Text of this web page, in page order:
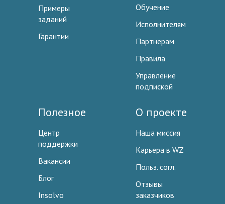
Примеры
заданий
Гарантии
Обучение
Исполнителям
Партнерам
Правила
Управление
подпиской
Полезное
Центр
поддержки
Вакансии
Блог
Insolvo
О проекте
Наша миссия
Карьера в WZ
Польз. согл.
Отзывы
заказчиков